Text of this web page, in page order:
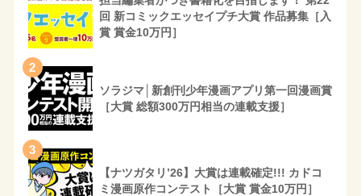
回 新コミックエッセイプチ大賞 作品募集［入
賞 賞金10万円］
2
ソラジマ│新創刊少年漫画アプリ第一回漫画賞
［大賞 総額300万円相当の連載支援］
3
【ナツガタリ’26】大賞は連載確定!!! カドコ
ミ漫画原作コンテスト［大賞 賞金10万円］